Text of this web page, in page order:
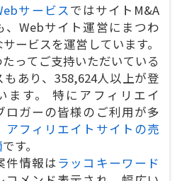
サービス ではサイトM&A
、Webサイト運営にまつわ
ービスを運営しています。
ってご支持いただいている
もあり、358,624人以上が登
ます。 特にアフィリエイ
ロガーの皆様のご利用が多
アフィリエイトサイトの売
です。
件情報はラッコキーワード